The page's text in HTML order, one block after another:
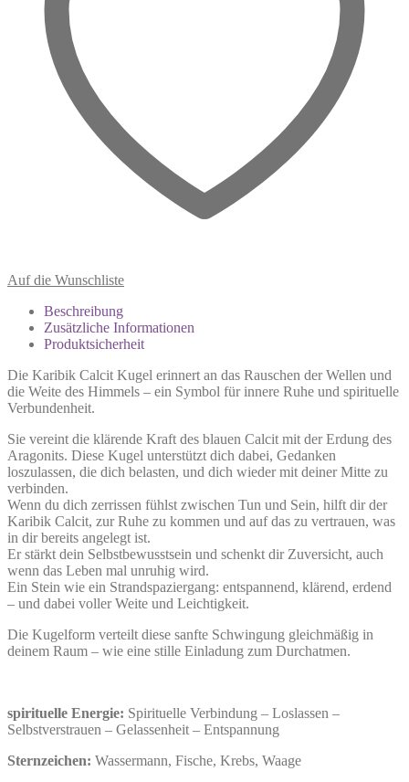
Auf die Wunschliste
Beschreibung
Zusätzliche Informationen
Produktsicherheit
Die Karibik Calcit Kugel erinnert an das Rauschen der Wellen und
die Weite des Himmels – ein Symbol für innere Ruhe und spirituelle
Verbundenheit.
Sie vereint die klärende Kraft des blauen Calcit mit der Erdung des
Aragonits. Diese Kugel unterstützt dich dabei, Gedanken
loszulassen, die dich belasten, und dich wieder mit deiner Mitte zu
verbinden.
Wenn du dich zerrissen fühlst zwischen Tun und Sein, hilft dir der
Karibik Calcit, zur Ruhe zu kommen und auf das zu vertrauen, was
in dir bereits angelegt ist.
Er stärkt dein Selbstbewusstsein und schenkt dir Zuversicht, auch
wenn das Leben mal unruhig wird.
Ein Stein wie ein Strandspaziergang: entspannend, klärend, erdend
– und dabei voller Weite und Leichtigkeit.
Die Kugelform verteilt diese sanfte Schwingung gleichmäßig in
deinem Raum – wie eine stille Einladung zum Durchatmen.
spirituelle Energie: Spirituelle Verbindung – Loslassen –
Selbstverstrauen – Gelassenheit – Entspannung
Sternzeichen: Wassermann, Fische, Krebs, Waage